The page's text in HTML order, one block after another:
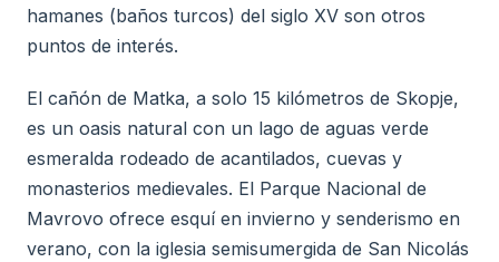
hamanes (baños turcos) del siglo XV son otros
puntos de interés.
El cañón de Matka, a solo 15 kilómetros de Skopje,
es un oasis natural con un lago de aguas verde
esmeralda rodeado de acantilados, cuevas y
monasterios medievales. El Parque Nacional de
Mavrovo ofrece esquí en invierno y senderismo en
verano, con la iglesia semisumergida de San Nicolás